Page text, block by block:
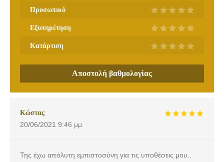
Προσωπικό
Εξυπηρέτηση
Κατάρτιση
Αποστολή βαθμολογίας
Κώστας
20/06/2021 9:46 μμ
Της έχω απόλυτη εμπιστοσύνη για τις υποθέσεις μου..